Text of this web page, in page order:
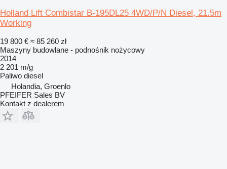
Holland Lift Combistar B-195DL25 4WD/P/N Diesel, 21.5m
Working
19 800 € ≈ 85 260 zł
Maszyny budowlane - podnośnik nożycowy
2014
2 201 m/g
Paliwo diesel
Holandia, Groenlo
PFEIFER Sales BV
Kontakt z dealerem